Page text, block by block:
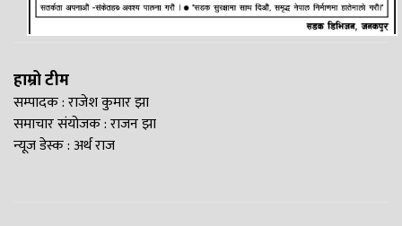
हाम्रो टीम
सम्पादक : राजेश कुमार झा
समाचार संयोजक : राजन झा
न्यूज डेस्क : अर्थ राज